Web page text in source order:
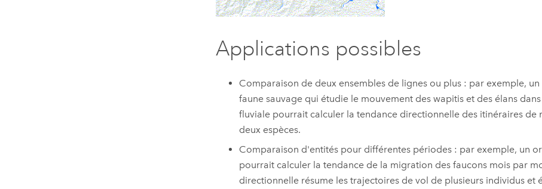
Applications possibles
Comparaison de deux ensembles de lignes ou plus : par exemple,
faune sauvage qui étudie le mouvement des wapitis et des élans
fluviale pourrait calculer la tendance directionnelle des itinéraires de
deux espèces.
Comparaison d'entités pour différentes périodes : par exemple, un
pourrait calculer la tendance de la migration des faucons mois par
directionnelle résume les trajectoires de vol de plusieurs individus et